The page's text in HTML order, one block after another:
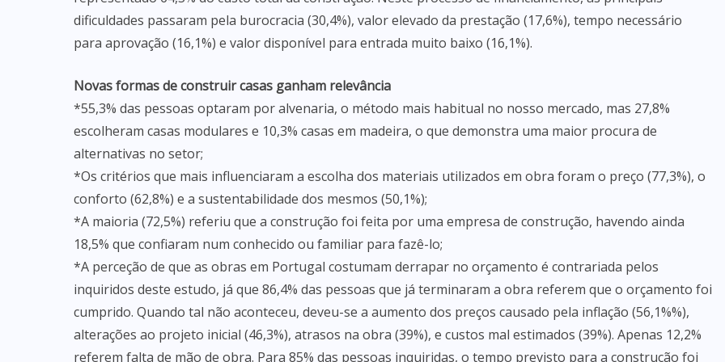
dificuldades passaram pela burocracia (30,4%), valor elevado da prestação (17,6%), tempo necessário
para aprovação (16,1%) e valor disponível para entrada muito baixo (16,1%).
Novas formas de construir casas ganham relevância
*55,3% das pessoas optaram por alvenaria, o método mais habitual no nosso mercado, mas 27,8%
escolheram casas modulares e 10,3% casas em madeira, o que demonstra uma maior procura de
alternativas no setor;
*Os critérios que mais influenciaram a escolha dos materiais utilizados em obra foram o preço (77,3%), o
conforto (62,8%) e a sustentabilidade dos mesmos (50,1%);
*A maioria (72,5%) referiu que a construção foi feita por uma empresa de construção, havendo ainda
18,5% que confiaram num conhecido ou familiar para fazê-lo;
*A perceção de que as obras em Portugal costumam derrapar no orçamento é contrariada pelos
inquiridos deste estudo, já que 86,4% das pessoas que já terminaram a obra referem que o orçamento foi
cumprido. Quando tal não aconteceu, deveu-se a aumento dos preços causado pela inflação (56,1%%),
alterações ao projeto inicial (46,3%), atrasos na obra (39%), e custos mal estimados (39%). Apenas 12,2%
referem falta de mão de obra. Para 85% das pessoas inquiridas, o tempo previsto para a construção foi